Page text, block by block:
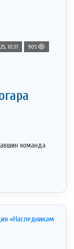
10:37 905
команда